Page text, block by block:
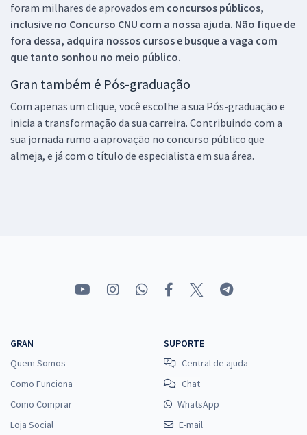
foram milhares de aprovados em concursos públicos,
inclusive no Concurso CNU com a nossa ajuda. Não fique de
fora dessa, adquira nossos cursos e busque a vaga com
que tanto sonhou no meio público.
Gran também é Pós-graduação
Com apenas um clique, você escolhe a sua Pós-graduação e
inicia a transformação da sua carreira. Contribuindo com a
sua jornada rumo a aprovação no concurso público que
almeja, e já com o título de especialista em sua área.
GRAN
Quem Somos
Como Funciona
Como Comprar
Loja Social
SUPORTE
Central de ajuda
Chat
WhatsApp
E-mail